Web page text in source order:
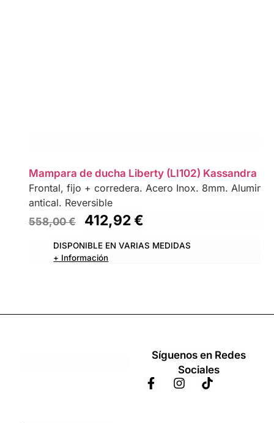
Mampara de ducha Liberty (LI102) Kassandra
Frontal, fijo + corredera. Acero Inox. 8mm.
antical. Reversible
558,00€ 412,92€
DISPONIBLE EN VARIAS MEDIDAS
+ Información
Síguenos en Redes
Sociales